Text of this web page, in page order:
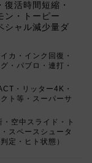
活時間短縮・
ン・トーピー
シャル減少量ダ
カ・インク回復・
・パブロ・連打・
・リッター4K・
ト等・スーパーサ
空中スライド・ト
スペースシュータ
定・ヒト状態）